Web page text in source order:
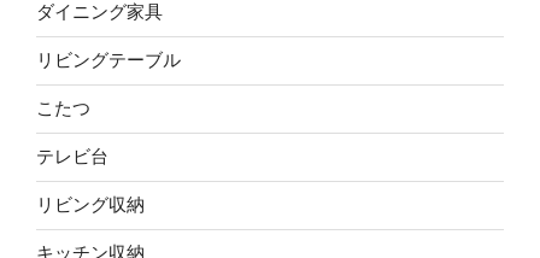
ダイニング家具
リビングテーブル
こたつ
テレビ台
リビング収納
キッチン収納